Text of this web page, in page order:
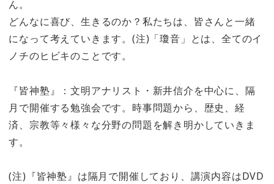
ん。
どんなに喜び、生きるのか？私たちは、皆さんと一緒
になって考えていきます。(注)「瓊音」とは、全てのイ
ノチのヒビキのことです。
『皆神塾』：文明アナリスト・新井信介を中心に、隔
月で開催する勉強会です。時事問題から、歴史、経
済、宗教等々様々な分野の問題を解き明かしていきま
す。
(注)『皆神塾』は隔月で開催しており、講演内容はDVD